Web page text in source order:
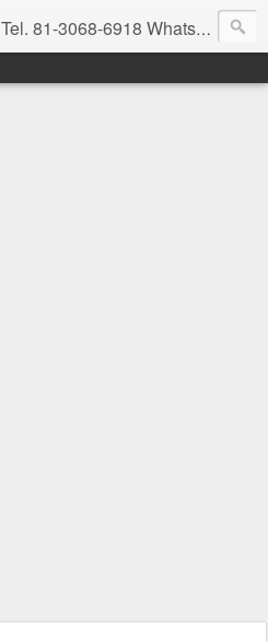
Tel. 81-3068-6918 WhatsApp 81-2636-2823 / 33-1145-3780 cotizacionregioprotectores@gmail.com / regioprotectores@gmail.com https://www.facebook.com/RegioProtectores/